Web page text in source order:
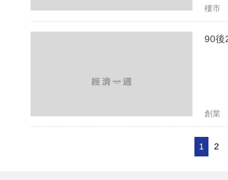
樓市
90後
創業
1 2